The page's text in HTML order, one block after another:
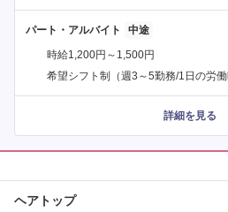
パート・アルバイト
時給1,200円～1,500円
希望シフト制（週3～5勤務/1日の労働
詳細を見る
ヘアトップ